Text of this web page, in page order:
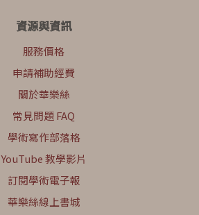
資源與資訊
服務價格
申請補助經費
關於華樂絲
常見問題 FAQ
學術寫作部落格
YouTube 教學影片
訂閱學術電子報
華樂絲線上書城